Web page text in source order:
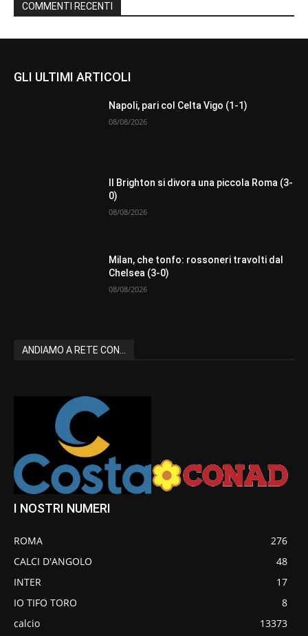
COMMENTI RECENTI
GLI ULTIMI ARTICOLI
Napoli, pari col Celta Vigo (1-1)
08/08/2026
Il Brighton si divora una piccola Roma (3-
0)
08/08/2026
Milan, che tonfo: rossoneri travolti dal
Chelsea (3-0)
08/08/2026
ANDIAMO A RETE CON...
I NOSTRI NUMERI
ROMA
276
CALCI D'ANGOLO
48
INTER
17
IO TIFO TORO
8
calcio
13373